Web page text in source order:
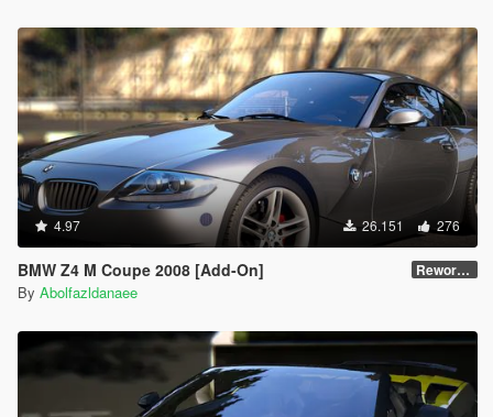
4.97 26.151 276
BMW Z4 M Coupe 2008 [Add-On] Reworked 1.0
By Abolfazldanaee